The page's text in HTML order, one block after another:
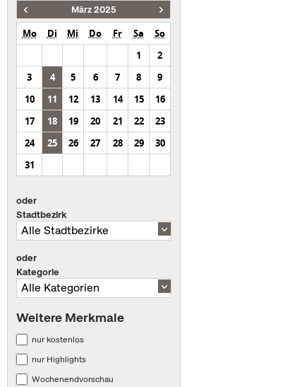
März 2025
Mo Di Mi Do Fr Sa
So
1
2
3
4 5 6 7 8
9
10
11 12 13 14 15
16
17
18 19 20 21 22
23
24
25 26 27 28 29
30
31
oder
Stadtbezirk
oder
Kategorie
Weitere Merkmale
nur kostenlos
nur Highlights
Wochenendvorschau